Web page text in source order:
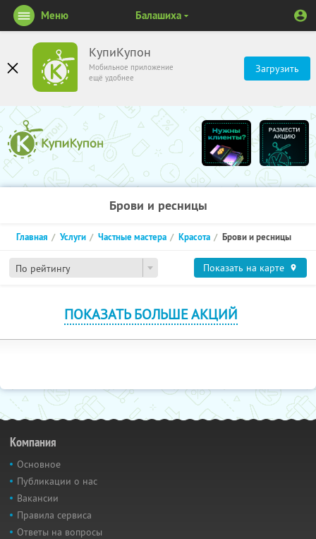
КупиКупон
Мобильное приложение
ещё удобнее
Загрузить
Меню Балашиха
Брови и ресницы
По рейтингу
Главная Услуги Частные мастера Красота Брови и ресницы
Показать на карте
ПОКАЗАТЬ БОЛЬШЕ АКЦИЙ
Компания
Основное
Публикации о нас
Вакансии
Правила сервиса
Ответы на вопросы